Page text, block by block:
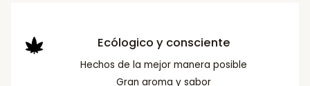
Ecólogico y consciente
Hechos de la mejor manera posible
Gran aroma y sabor